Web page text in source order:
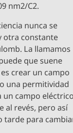
nm2/C2.
nunca se
otra constante
La llamamos
que suene
crear un campo
una permitividad
un campo
al revés, pero así
tarde para